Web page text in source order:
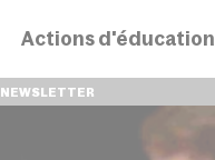
Actions d'éducation
NEWSLETTER